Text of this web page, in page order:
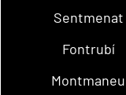
Sentmenat
Fontrubí
Montmaneu